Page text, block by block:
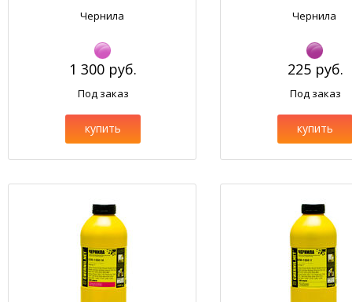
Чернила
1 300 руб.
Под заказ
купить
Чернила
225 руб.
Под заказ
купить